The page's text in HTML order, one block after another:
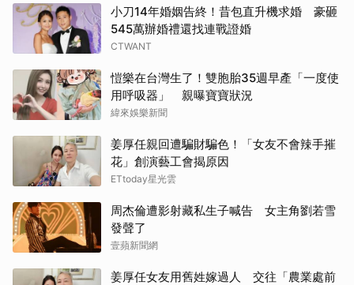
小刀14年婚姻告終！昔包直升機求婚 豪砸
545萬辦婚禮還找連戰證婚
CTWANT
愷樂在台灣生了！雙胞胎35週早產「一度使
用呼吸器」 親曝寶寶狀況
緯來娛樂新聞
姜厚任親回遭騙財騙色！「女友不會辣手摧
花」創演藝工會揭原因
ETtoday星光雲
周杰倫遭影射藏私生子喊告 女主角劉若雪
發聲了
壹蘋新聞網
姜厚任女友用舊姓嫁過人 交往「農業處前